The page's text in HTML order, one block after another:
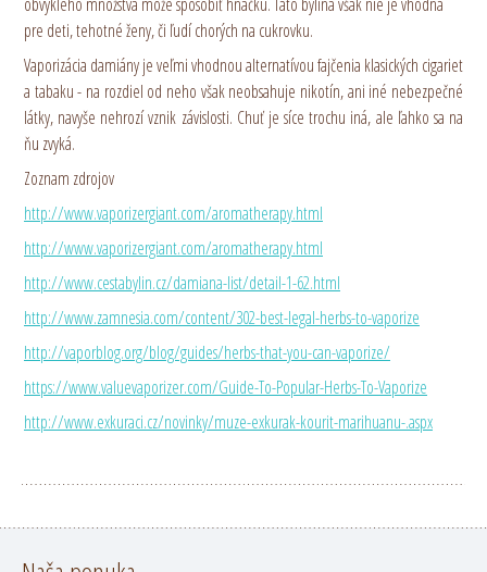
obvyklého množstva môže spôsobiť hnačku. Táto bylina však nie je vhodná
pre deti, tehotné ženy, či ľudí chorých na cukrovku.
Vaporizácia damiány je veľmi vhodnou alternatívou fajčenia klasických cigariet
a tabaku - na rozdiel od neho však neobsahuje nikotín, ani iné nebezpečné
látky, navyše nehrozí vznik závislosti. Chuť je síce trochu iná, ale ľahko sa na
ňu zvyká.
Zoznam zdrojov
http://www.vaporizergiant.com/aromatherapy.html
http://www.vaporizergiant.com/aromatherapy.html
http://www.cestabylin.cz/damiana-list/detail-1-62.html
http://www.zamnesia.com/content/302-best-legal-herbs-to-vaporize
http://vaporblog.org/blog/guides/herbs-that-you-can-vaporize/
https://www.valuevaporizer.com/Guide-To-Popular-Herbs-To-Vaporize
http://www.exkuraci.cz/novinky/muze-exkurak-kourit-marihuanu-.aspx